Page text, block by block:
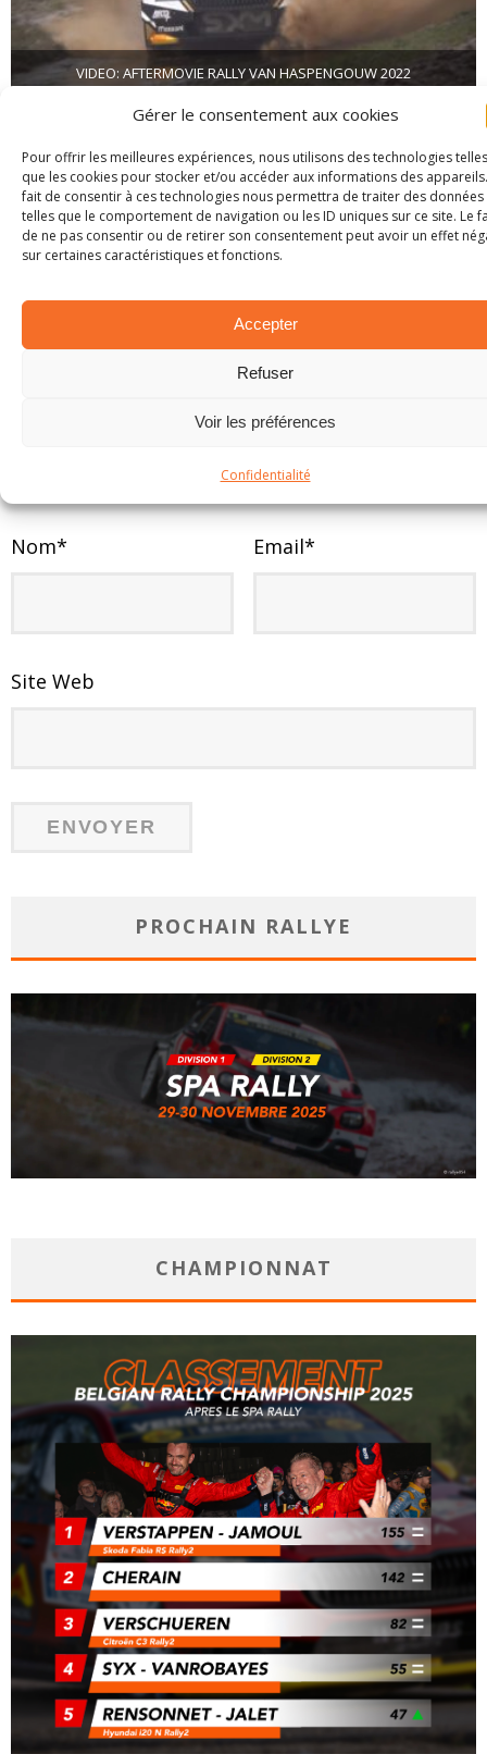
Gérer le consentement aux cookies
Pour offrir les meilleures expériences, nous utilisons des technologies telles
que les cookies pour stocker et/ou accéder aux informations des
fait de consentir à ces technologies nous permettra de traiter des données
telles que le comportement de navigation ou les ID uniques sur ce site. Le
de ne pas consentir ou de retirer son consentement peut avoir un effet
sur certaines caractéristiques et fonctions.
Accepter
Refuser
Voir les préférences
Confidentialité
VIDEO: AFTERMOVIE RALLY VAN HASPENGOUW 2022
LAISSER UN COMMENTAIRE
Votre adresse e-mail ne sera pas publiée.
Commentaire
Nom* Email*
Site Web
PROCHAIN RALLYE
CHAMPIONNAT